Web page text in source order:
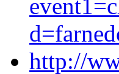
http://